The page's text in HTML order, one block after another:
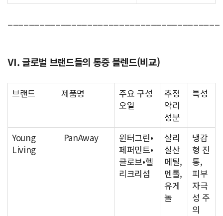
Ⅵ. 글로벌 브랜드들의 통증 블렌드(비교)
브랜드 제품명
주요 구성
오일
추정
약리
성분
특성
Young
Living
PanAway
윈터그린•
페퍼민트•
클로브•헬
리크리섬
살리
실산
메틸,
멘톨,
유게
놀
냉감
형 진
통,
피부
자극
성 주
의